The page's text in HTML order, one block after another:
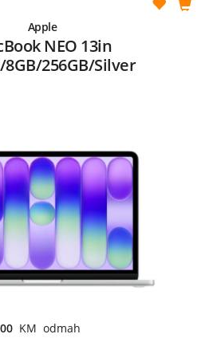
Apple
NEO 13in
8GB/256GB/Silver
KM odmah